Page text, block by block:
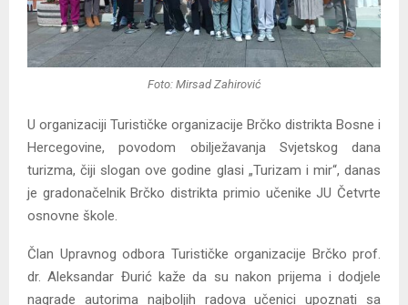
Foto: Mirsad Zahirović
U organizaciji Turističke organizacije Brčko distrikta Bosne i
Hercegovine, povodom obilježavanja Svjetskog dana
turizma, čiji slogan ove godine glasi „Turizam i mir“, danas
je gradonačelnik Brčko distrikta primio učenike JU Četvrte
osnovne škole.
Član Upravnog odbora Turističke organizacije Brčko prof.
dr. Aleksandar Đurić kaže da su nakon prijema i dodjele
nagrade autorima najboljih radova učenici upoznati sa